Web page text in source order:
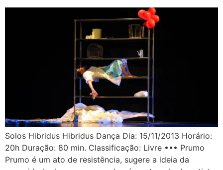
Solos Hibridus Hibridus Dança Dia: 15/11/2013 Horário:
20h Duração: 80 min. Classificação: Livre ••• Prumo
Prumo é um ato de resistência, sugere a ideia da